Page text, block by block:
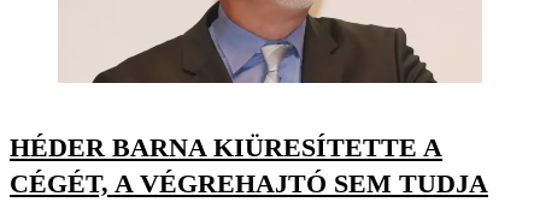
HÉDER BARNA KIÜRESÍTETTE A
CÉGÉT, A VÉGREHAJTÓ SEM TUDJA